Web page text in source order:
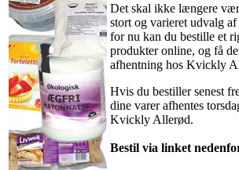
Det skal ikke længere
stort og varieret udvalg
for nu kan du bestille et
produkter online, og få
afhentning hos Kvickly
Hvis du bestiller senest
dine varer afhentes
Kvickly Allerød.
Bestil via linket